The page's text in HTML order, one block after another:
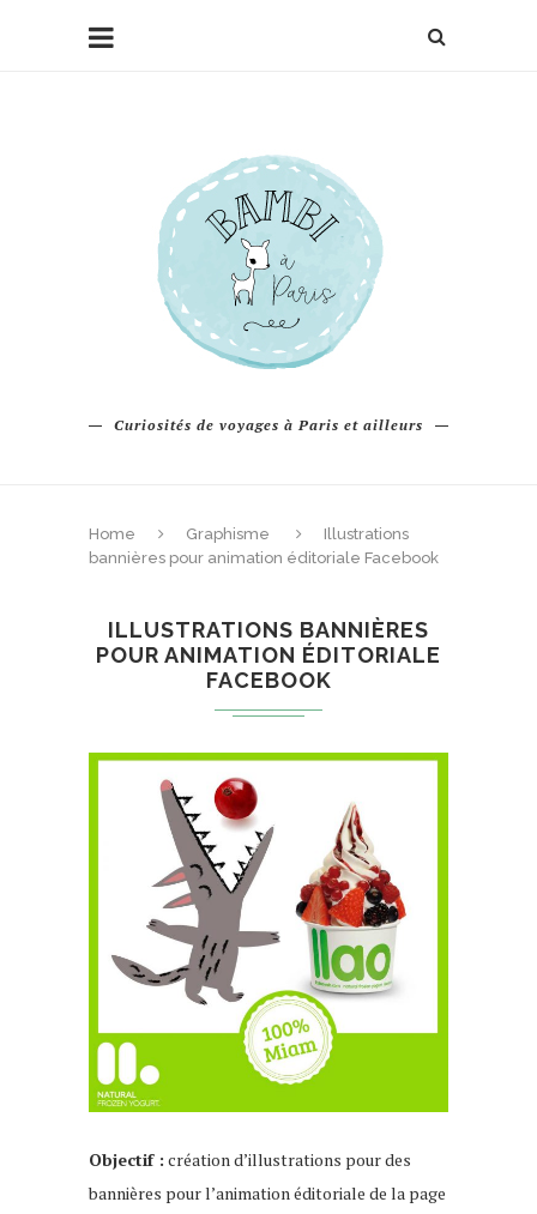
Curiosités de voyages à Paris et ailleurs
Home Graphisme
Illustrations
bannières pour animation éditoriale Facebook
ILLUSTRATIONS BANNIÈRES
POUR ANIMATION ÉDITORIALE
FACEBOOK
Objectif : création d’illustrations pour des
bannières pour l’animation éditoriale de la page